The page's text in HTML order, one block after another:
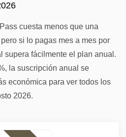
cuesta menos que una
si lo pagas mes a mes por
supera fácilmente el plan anual.
la suscripción anual se
económica para ver todos los
2026.